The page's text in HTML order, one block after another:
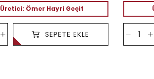
Üretici: Ömer Hayri Geçit
SEPETE EKLE